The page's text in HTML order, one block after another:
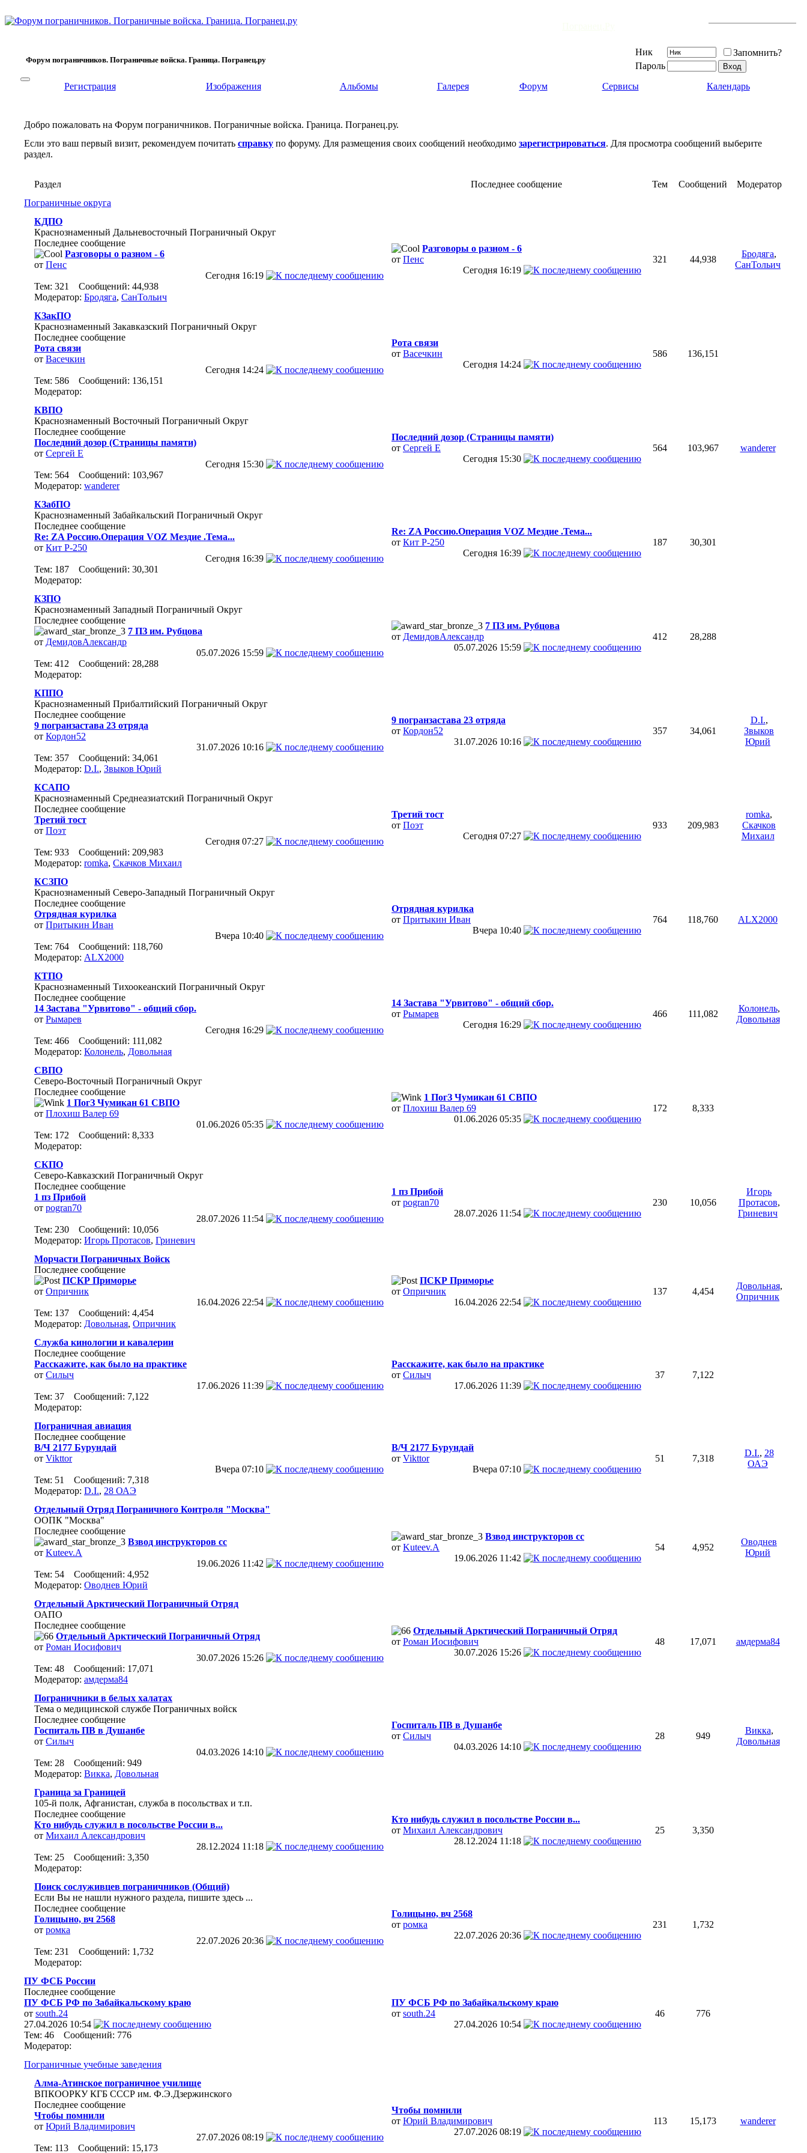
Форум пограничников. Пограничные войска. Граница. Погранец.ру
Ник
Запомнить?
Пароль
Регистрация
Изображения Альбомы Галерея Форум Сервисы Календарь
Добро пожаловать на Форум пограничников. Пограничные войска. Граница. Погранец.ру.
Если это ваш первый визит, рекомендуем почитать справку по форуму. Для размещения своих сообщений необходимо зарегистрироваться. Для просмотра сообщений выберите
раздел.
Раздел Последнее сообщение Тем Сообщений
Модератор
Пограничные округа
КДПО
Краснознаменный Дальневосточный Пограничный Округ
Последнее сообщение
Разговоры о разном - 6
от Пенс
Сегодня 16:19
Тем: 321 Сообщений: 44,938
Модератор: Бродяга, СанТольич
Разговоры о разном - 6
от Пенс
Сегодня 16:19
321 44,938
Бродяга,
СанТольич
КЗакПО
Краснознаменный Закавказский Пограничный Округ
Последнее сообщение
Рота связи
от Васечкин
Сегодня 14:24
Тем: 586 Сообщений: 136,151
Модератор:
Рота связи
от Васечкин
Сегодня 14:24
586 136,151
КВПО
Краснознаменный Восточный Пограничный Округ
Последнее сообщение
Последний дозор (Страницы памяти)
от Сергей Е
Сегодня 15:30
Тем: 564 Сообщений: 103,967
Модератор: wanderer
Последний дозор (Страницы памяти)
от Сергей Е
Сегодня 15:30
564 103,967 wanderer
КЗабПО
Краснознаменный Забайкальский Пограничный Округ
Последнее сообщение
Re: ZA Россию.Операция VOZ Мездие .Тема...
от Кит Р-250
Сегодня 16:39
Тем: 187 Сообщений: 30,301
Модератор:
Re: ZA Россию.Операция VOZ Мездие .Тема...
от Кит Р-250
Сегодня 16:39
187 30,301
КЗПО
Краснознаменный Западный Пограничный Округ
Последнее сообщение
7 ПЗ им. Рубцова
от ДемидовАлександр
05.07.2026 15:59
Тем: 412 Сообщений: 28,288
Модератор:
7 ПЗ им. Рубцова
от ДемидовАлександр
05.07.2026 15:59
412 28,288
КППО
Краснознаменный Прибалтийский Пограничный Округ
Последнее сообщение
9 погранзастава 23 отряда
от Кордон52
31.07.2026 10:16
Тем: 357 Сообщений: 34,061
Модератор: D.I., Звыков Юрий
9 погранзастава 23 отряда
от Кордон52
31.07.2026 10:16
357 34,061
D.I.,
Звыков
Юрий
КСАПО
Краснознаменный Среднеазиатский Пограничный Округ
Последнее сообщение
Третий тост
от Поэт
Сегодня 07:27
Тем: 933 Сообщений: 209,983
Модератор: romka, Скачков Михаил
Третий тост
от Поэт
Сегодня 07:27
933 209,983
romka,
Скачков
Михаил
КСЗПО
Краснознаменный Северо-Западный Пограничный Округ
Последнее сообщение
Отрядная курилка
от Притыкин Иван
Вчера 10:40
Тем: 764 Сообщений: 118,760
Модератор: ALX2000
Отрядная курилка
от Притыкин Иван
Вчера 10:40
764 118,760 ALX2000
КТПО
Краснознаменный Тихоокеанский Пограничный Округ
Последнее сообщение
14 Застава "Урвитово" - общий сбор.
от Рымарев
Сегодня 16:29
Тем: 466 Сообщений: 111,082
Модератор: Колонель, Довольная
14 Застава "Урвитово" - общий сбор.
от Рымарев
Сегодня 16:29
466 111,082
Колонель,
Довольная
СВПО
Северо-Восточный Пограничный Округ
Последнее сообщение
1 ПогЗ Чумикан 61 СВПО
от Плохиш Валер 69
01.06.2026 05:35
Тем: 172 Сообщений: 8,333
Модератор:
1 ПогЗ Чумикан 61 СВПО
от Плохиш Валер 69
01.06.2026 05:35
172 8,333
СКПО
Северо-Кавказский Пограничный Округ
Последнее сообщение
1 пз Прибой
от pogran70
28.07.2026 11:54
Тем: 230 Сообщений: 10,056
Модератор: Игорь Протасов, Гриневич
1 пз Прибой
от pogran70
28.07.2026 11:54
230 10,056
Игорь
Протасов,
Гриневич
Морчасти Пограничных Войск
Последнее сообщение
ПСКР Приморье
от Опричник
16.04.2026 22:54
Тем: 137 Сообщений: 4,454
Модератор: Довольная, Опричник
ПСКР Приморье
от Опричник
16.04.2026 22:54
137 4,454
Довольная,
Опричник
Служба кинологии и кавалерии
Последнее сообщение
Расскажите, как было на практике
от Силыч
17.06.2026 11:39
Тем: 37 Сообщений: 7,122
Модератор:
Расскажите, как было на практике
от Силыч
17.06.2026 11:39
37 7,122
Пограничная авиация
Последнее сообщение
В/Ч 2177 Бурундай
от Vikttor
Вчера 07:10
Тем: 51 Сообщений: 7,318
Модератор: D.I., 28 ОАЭ
В/Ч 2177 Бурундай
от Vikttor
Вчера 07:10
51 7,318
D.I., 28
ОАЭ
Отдельный Отряд Пограничного Контроля "Москва"
ООПК "Москва"
Последнее сообщение
Взвод инструкторов сс
от Kuteev.A
19.06.2026 11:42
Тем: 54 Сообщений: 4,952
Модератор: Оводнев Юрий
Взвод инструкторов сс
от Kuteev.A
19.06.2026 11:42
54 4,952
Оводнев
Юрий
Отдельный Арктический Пограничный Отряд
ОАПО
Последнее сообщение
Отдельный Арктический Пограничный Отряд
от Роман Иосифович
30.07.2026 15:26
Тем: 48 Сообщений: 17,071
Модератор: амдерма84
Отдельный Арктический Пограничный Отряд
от Роман Иосифович
30.07.2026 15:26
48 17,071 амдерма84
Пограничники в белых халатах
Тема о медицинской службе Пограничных войск
Последнее сообщение
Госпиталь ПВ в Душанбе
от Силыч
04.03.2026 14:10
Тем: 28 Сообщений: 949
Модератор: Викка, Довольная
Госпиталь ПВ в Душанбе
от Силыч
04.03.2026 14:10
28 949
Викка,
Довольная
Граница за Границей
105-й полк, Афганистан, служба в посольствах и т.п.
Последнее сообщение
Кто нибудь служил в посольстве России в...
от Михаил Александрович
28.12.2024 11:18
Тем: 25 Сообщений: 3,350
Модератор:
Кто нибудь служил в посольстве России в...
от Михаил Александрович
28.12.2024 11:18
25 3,350
Поиск сослуживцев пограничников (Общий)
Если Вы не нашли нужного раздела, пишите здесь ...
Последнее сообщение
Голицыно, вч 2568
от ромка
22.07.2026 20:36
Тем: 231 Сообщений: 1,732
Модератор:
Голицыно, вч 2568
от ромка
22.07.2026 20:36
231 1,732
ПУ ФСБ России
Последнее сообщение
ПУ ФСБ РФ по Забайкальскому краю
от south.24
27.04.2026 10:54
Тем: 46 Сообщений: 776
Модератор:
ПУ ФСБ РФ по Забайкальскому краю
от south.24
27.04.2026 10:54
46 776
Пограничные учебные заведения
Алма-Атинское пограничное училище
ВПКООРКУ КГБ СССР им. Ф.Э.Дзержинского
Последнее сообщение
Чтобы помнили
от Юрий Владимирович
27.07.2026 08:19
Тем: 113 Сообщений: 15,173
Чтобы помнили
от Юрий Владимирович
27.07.2026 08:19
113 15,173 wanderer